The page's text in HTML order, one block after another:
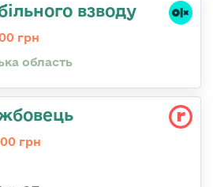
взводу
грн
область
грн